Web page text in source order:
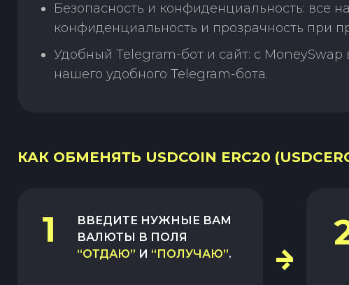
Безопасность и конфиденциальность:
конфиденциальность и прозрачность при
Удобный Telegram-бот и сайт: с
нашего удобного Telegram-бота.
КАК ОБМЕНЯТЬ USDCOIN ERC20
1
ВВЕДИТЕ НУЖНЫЕ ВАМ
ВАЛЮТЫ В ПОЛЯ
“ОТДАЮ” И “ПОЛУЧАЮ”.